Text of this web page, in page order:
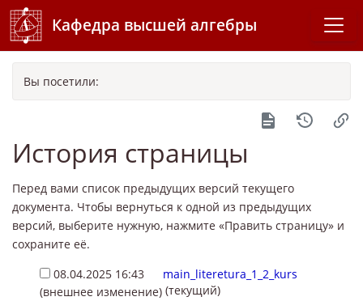
Кафедра высшей алгебры
Вы посетили:
История страницы
Перед вами список предыдущих версий текущего
документа. Чтобы вернуться к одной из предыдущих
версий, выберите нужную, нажмите «Править страницу» и
сохраните её.
08.04.2025 16:43
main_literetura_1_2_kurs
(внешнее изменение)(текущий)